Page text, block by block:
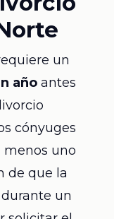
un
añoantes
cónyuges
menos uno
de que la
un